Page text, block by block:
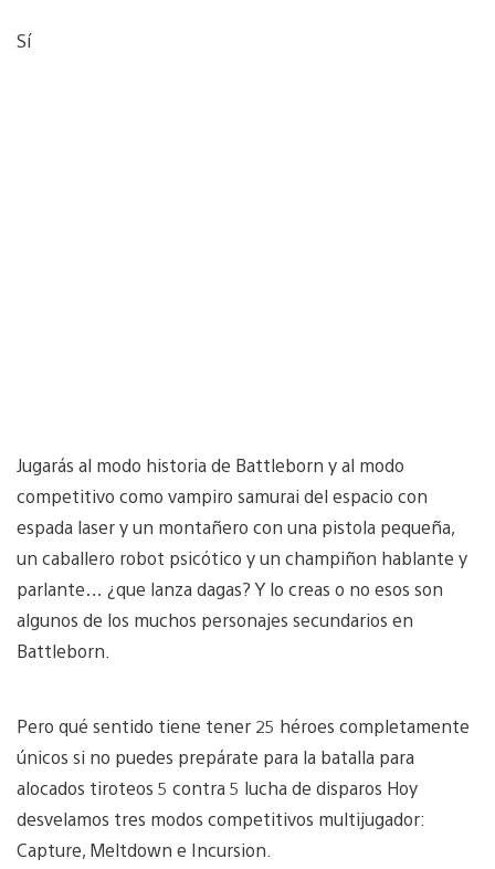
Sí
Jugarás al modo historia de Battleborn y al modo
competitivo como vampiro samurai del espacio con
espada laser y un montañero con una pistola pequeña,
un caballero robot psicótico y un champiñon hablante y
parlante… ¿que lanza dagas? Y lo creas o no esos son
algunos de los muchos personajes secundarios en
Battleborn.
Pero qué sentido tiene tener 25 héroes completamente
únicos si no puedes prepárate para la batalla para
alocados tiroteos 5 contra 5 lucha de disparos Hoy
desvelamos tres modos competitivos multijugador:
Capture, Meltdown e Incursion.